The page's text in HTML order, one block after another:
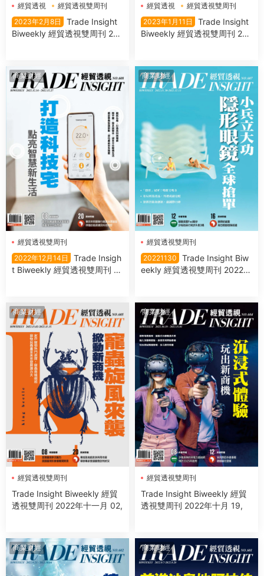
經貿透視
經貿透視雙周刊
2023年2月8日
Trade Insight
Biweekly 經貿透視雙周刊 202
經貿透視
經貿透視雙周刊
2023年1月11日
Trade Insight
Biweekly 經貿透視雙周刊 202
商業财經
經貿透視雙周刊
2022年12月14日
Trade Insigh
t Biweekly 經貿透視雙周刊 2
商業财經
經貿透視雙周刊
20221130
Trade Insight Biw
eekly 經貿透視雙周刊 2022年
商業财經
經貿透視雙周刊
Trade Insight Biweekly 經貿
透視雙周刊 2022年十一月 02,
商業财經
經貿透視雙周刊
Trade Insight Biweekly 經貿
透視雙周刊 2022年十月 19,
商業财經 商業财經